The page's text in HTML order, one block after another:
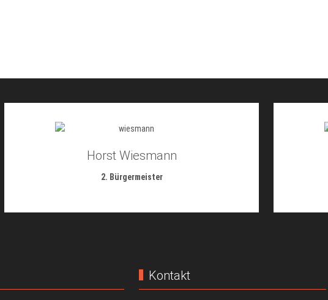
Horst Wiesmann
2. Bürgermeister
Kontakt